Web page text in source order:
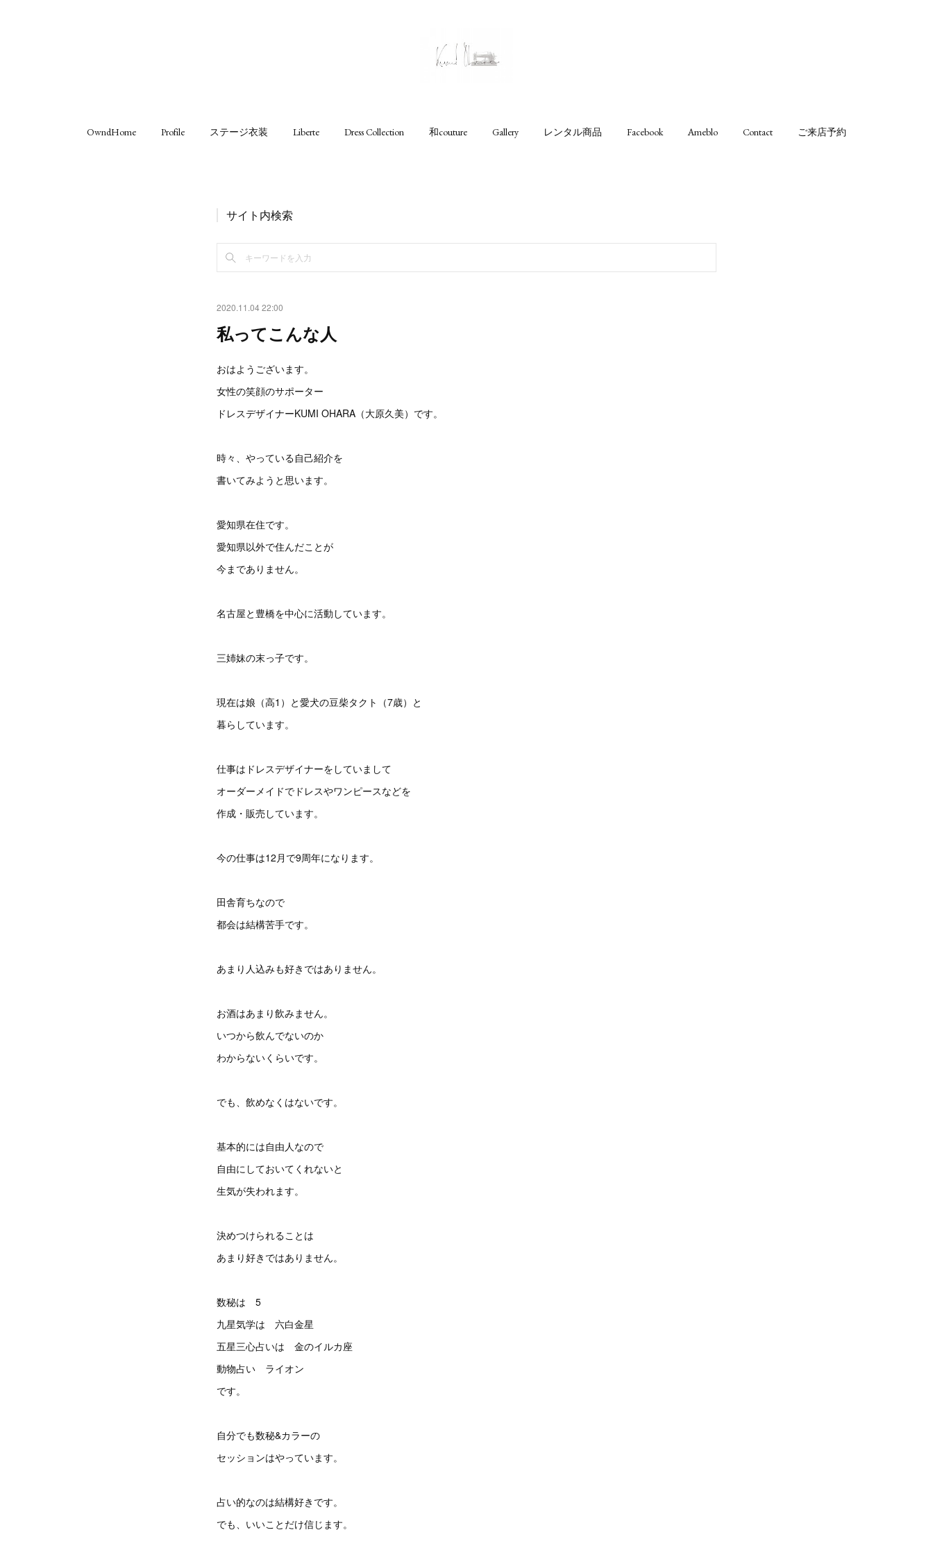
OwndHome Profile ステージ衣装 Liberte Dress Collection 和couture Gallery レンタル商品 Facebook Ameblo Contact ご来店予約
サイト内検索
2020.11.04 22:00
私ってこんな人
おはようございます。
女性の笑顔のサポーター
ドレスデザイナーKUMI OHARA（大原久美）です。
時々、やっている自己紹介を
書いてみようと思います。
愛知県在住です。
愛知県以外で住んだことが
今までありません。
名古屋と豊橋を中心に活動しています。
三姉妹の末っ子です。
現在は娘（高1）と愛犬の豆柴タクト（7歳）と
暮らしています。
仕事はドレスデザイナーをしていまして
オーダーメイドでドレスやワンピースなどを
作成・販売しています。
今の仕事は12月で9周年になります。
田舎育ちなので
都会は結構苦手です。
あまり人込みも好きではありません。
お酒はあまり飲みません。
いつから飲んでないのか
わからないくらいです。
でも、飲めなくはないです。
基本的には自由人なので
自由にしておいてくれないと
生気が失われます。
決めつけられることは
あまり好きではありません。
数秘は 5
九星気学は 六白金星
五星三心占いは 金のイルカ座
動物占い ライオン
です。
自分でも数秘&カラーの
セッションはやっています。
占い的なのは結構好きです。
でも、いいことだけ信じます。